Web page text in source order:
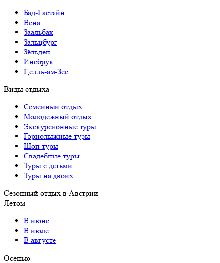
Бад-Гаcтайн
Вена
Заальбах
Зальцбург
Зёльден
Инсбрук
Целль-ам-Зее
Виды отдыха
Семейный отдых
Молодежный отдых
Экскурсионные туры
Горнолыжные туры
Шоп туры
Свадебные туры
Туры с детьми
Туры на двоих
Сезонный отдых в Австрии
Летом
В июне
В июле
В августе
Осенью